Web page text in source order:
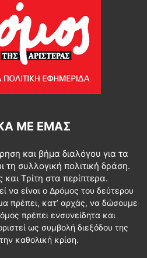
ΜΕ ΕΜΆΣ
και βήμα διαλόγου για τα
τη συλλογική πολιτική δράση.
Τρίτη στα περίπτερα.
να είναι ο Δρόμος του δεύτερου
πρέπει, κατ’ αρχάς, να δώσουμε
πρέπει ενσυνείδητα και
ως συμβολή διεξόδου της
καθολική κρίση.